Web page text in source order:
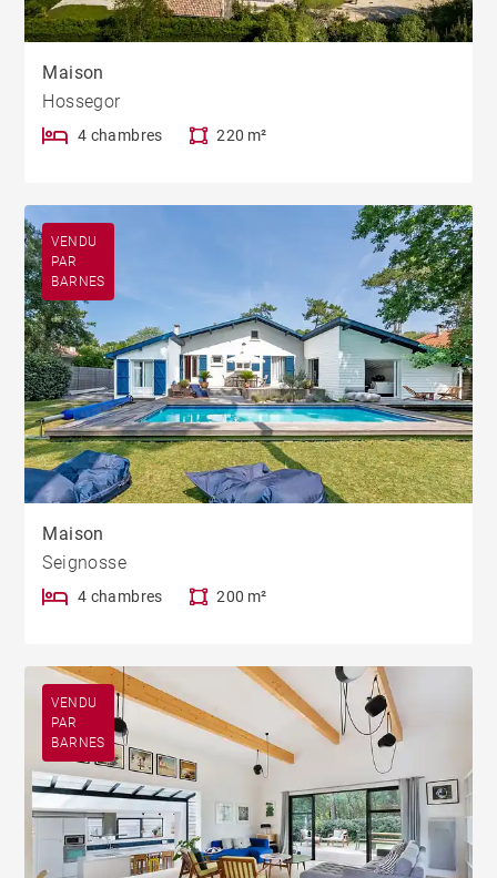
Maison
Hossegor
4 chambres 220 m²
VENDU
PAR
BARNES
Maison
Seignosse
4 chambres 200 m²
VENDU
PAR
BARNES